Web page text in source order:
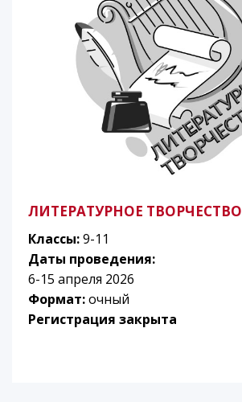
ЛИТЕРАТУРНОЕ ТВОРЧЕСТВО
Классы:9-11
Даты проведения:
6-15 апреля 2026
Формат:очный
Регистрация закрыта